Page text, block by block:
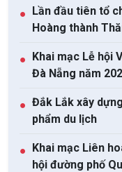
● Lần đầu tiên tổ
Hoàng thành
● Khai mạc Lễ hội
Đà Nẵng năm
● Đắk Lắk xây
phẩm du lịch
● Khai mạc Liên
hội đường phố